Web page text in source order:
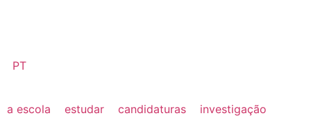
PT
a escola estudar candidaturas
investigação